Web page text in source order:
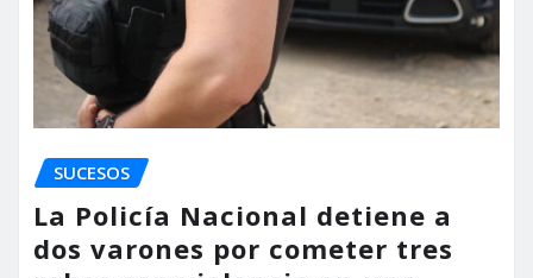
SUCESOS
La Policía Nacional detiene a
dos varones por cometer tres